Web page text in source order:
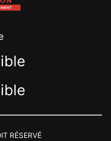
RÉSERVÉ